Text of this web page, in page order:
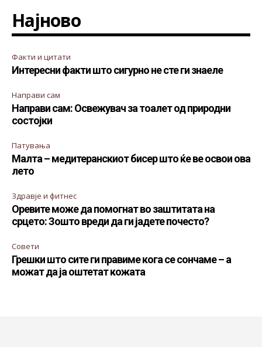
Најново
Факти и цитати
Интересни факти што сигурно не сте ги знаеле
Направи сам
Направи сам: Освежувач за тоалет од природни
состојки
Патувања
Малта – медитеранскиот бисер што ќе ве освои ова
лето
Здравје и фитнес
Оревите може да помогнат во заштитата на
срцето: Зошто вреди да ги јадете почесто?
Совети
Грешки што сите ги правиме кога се сончаме – а
можат да ја оштетат кожата